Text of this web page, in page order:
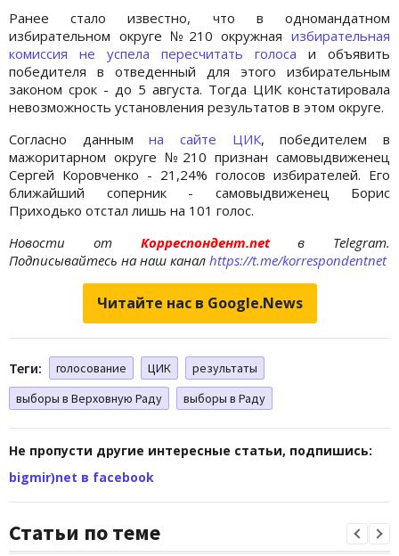
Ранее стало известно, что в одномандатном
избирательном округе №210 окружная избирательная
комиссия не успела пересчитать голоса и объявить
победителя в отведенный для этого избирательным
законом срок - до 5 августа. Тогда ЦИК констатировала
невозможность установления результатов в этом округе.
Согласно даннымна сайте ЦИК, победителем в
мажоритарном округе №210 признан самовыдвиженец
Сергей Коровченко - 21,24% голосов избирателей. Его
ближайший соперник - самовыдвиженец Борис
Приходько отстал лишь на 101 голос.
Новости отКорреспондент.netв Telegram.
Подписывайтесь на наш канал https://t.me/korrespondentnet
Читайте нас в Google.News
Теги: голосование ЦИК
результаты
выборы в Верховную Раду
выборы в Раду
Не пропусти другие интересные статьи, подпишись:
bigmir)net в facebook
Статьи по теме